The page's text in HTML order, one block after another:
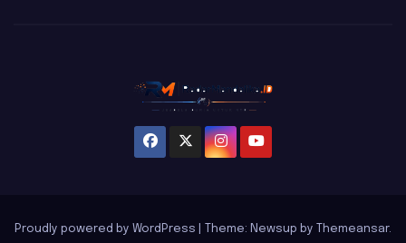
Proudly powered by WordPress Theme: Newsup by Themeansar.